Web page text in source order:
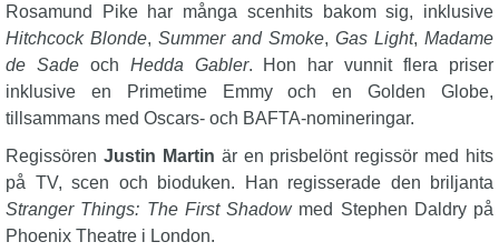
Rosamund Pike har många scenhits bakom sig, inklusive
Hitchcock Blonde, Summer and Smoke, Gas Light, Madame
de Sadeoch Hedda Gabler. Hon har vunnit flera priser
inklusive en Primetime Emmy och en Golden Globe,
tillsammans med Oscars- och BAFTA-nomineringar.
Regissören Justin Martin är en prisbelönt regissör med hits
på TV, scen och bioduken. Han regisserade den briljanta
Stranger Things: The First Shadowmed Stephen Daldry på
Phoenix Theatre i London.